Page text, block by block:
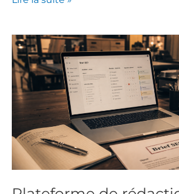
Plateforme
de
rédaction
web
les
critères
qui
comptent